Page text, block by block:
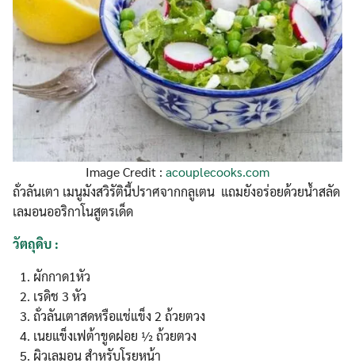
Image Credit : acouplecooks.com
ถั่วลันเตา เมนูมังสวิรัตินี้ปราศจากกลูเตน แถมยังอร่อยด้วยน้ำสลัด
เลมอนออริกาโนสูตรเด็ด
วัตถุดิบ :
ผักกาด1หัว
เรดิช 3 หัว
ถั่วลันเตาสดหรือแช่แข็ง 2 ถ้วยตวง
เนยแข็งเฟต้าขูดฝอย ½ ถ้วยตวง
ผิวเลมอน สำหรับโรยหน้า